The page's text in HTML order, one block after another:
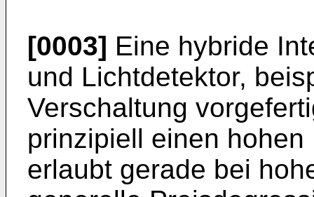
[0003] Eine hybride
und Lichtdetektor,
Verschaltung
prinzipiell einen
erlaubt gerade bei